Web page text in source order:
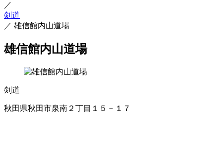
／
剣道
／ 雄信館内山道場
雄信館内山道場
剣道
秋田県秋田市泉南２丁目１５－１７